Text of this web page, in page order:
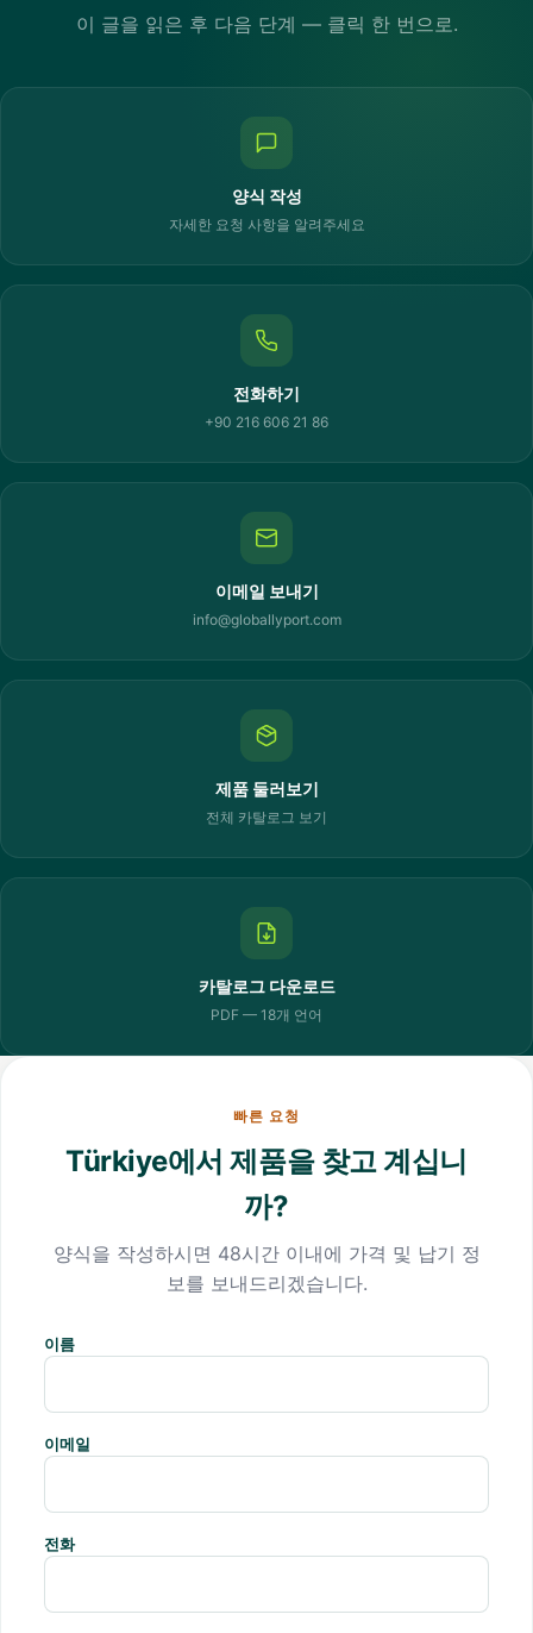
이 글을 읽은 후 다음 단계 — 클릭 한 번으로.
양식 작성
자세한 요청 사항을 알려주세요
전화하기
+90 216 606 21 86
이메일 보내기
info@globallyport.com
제품 둘러보기
전체 카탈로그 보기
카탈로그 다운로드
PDF — 18개 언어
빠른 요청
Türkiye에서 제품을 찾고 계십니
까?
양식을 작성하시면 48시간 이내에 가격 및 납기 정
보를 보내드리겠습니다.
이름
이메일
전화